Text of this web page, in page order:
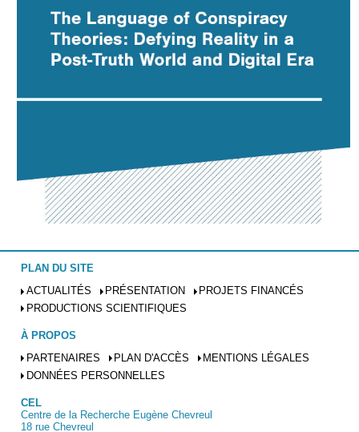
PLAN DU SITE
ACTUALITÉS
PRÉSENTATION
PROJETS FINANCÉS
PRODUCTIONS SCIENTIFIQUES
À PROPOS
PARTENAIRES
PLAN D'ACCÈS
MENTIONS LÉGALES
DONNÉES PERSONNELLES
CEL
Centre de la Recherche Eugène Chevreul
18 rue Chevreul